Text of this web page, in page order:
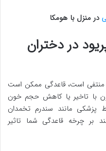
در منزل با هومکا
در دختران
منتفی است، قاعدگی ممکن است
با تاخیر یا کاهش حجم خون
پزشکی مانند سندرم تخمدان
بر چرخه قاعدگی شما تاثیر